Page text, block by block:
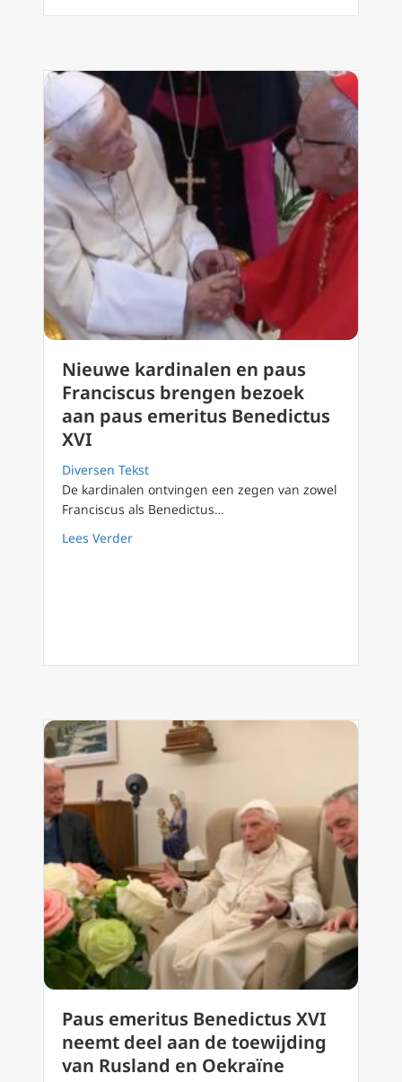
Nieuwe kardinalen en paus
Franciscus brengen bezoek
aan paus emeritus Benedictus
XVI
Diversen Tekst
De kardinalen ontvingen een zegen van zowel
Franciscus als Benedictus…
Lees Verderabout Nieuwe kardinalen en paus
Paus emeritus Benedictus XVI
neemt deel aan de toewijding
van Rusland en Oekraïne